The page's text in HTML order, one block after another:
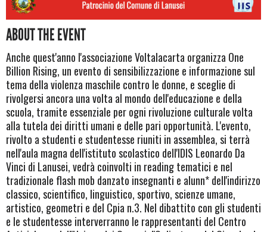
ABOUT THE EVENT
Anche quest'anno l'associazione Voltalacarta organizza One
Billion Rising, un evento di sensibilizzazione e informazione sul
tema della violenza maschile contro le donne, e sceglie di
rivolgersi ancora una volta al mondo dell'educazione e della
scuola, tramite essenziale per ogni rivoluzione culturale volta
alla tutela dei diritti umani e delle pari opportunità. L'evento,
rivolto a studenti e studentesse riuniti in assemblea, si terrà
nell'aula magna dell'istituto scolastico dell'IDIS Leonardo Da
Vinci di Lanusei, vedrà coinvolti in reading tematici e nel
tradizionale flash mob danzato insegnanti e alunn* dell'indirizzo
classico, scientifico, linguistico, sportivo, scienze umane,
artistico, geometri e del Cpia n.3. Nel dibattito con gli studenti
e le studentesse interverranno le rappresentanti del Centro